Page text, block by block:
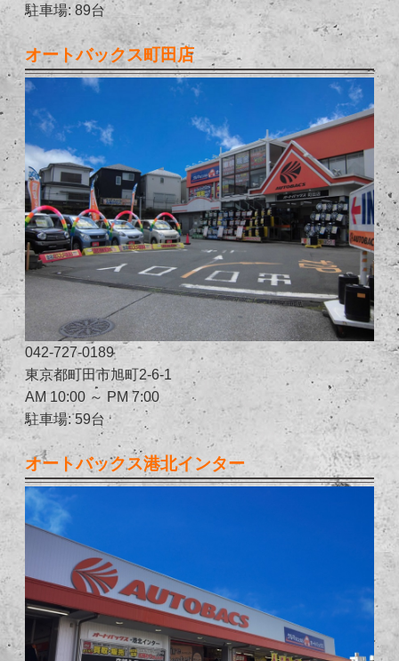
駐車場: 89台
オートバックス町田店
042-727-0189
東京都町田市旭町2-6-1
AM 10:00 ～ PM 7:00
駐車場: 59台
オートバックス港北インター